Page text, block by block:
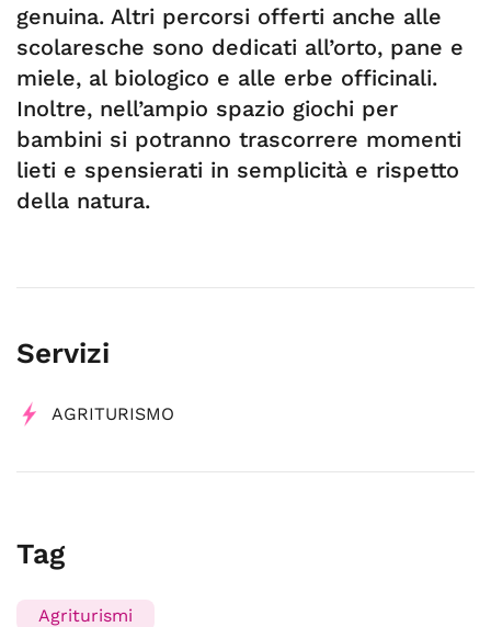
genuina. Altri percorsi offerti anche alle
scolaresche sono dedicati all’orto, pane e
miele, al biologico e alle erbe officinali.
Inoltre, nell’ampio spazio giochi per
bambini si potranno trascorrere momenti
lieti e spensierati in semplicità e rispetto
della natura.
Servizi
AGRITURISMO
Tag
Agriturismi